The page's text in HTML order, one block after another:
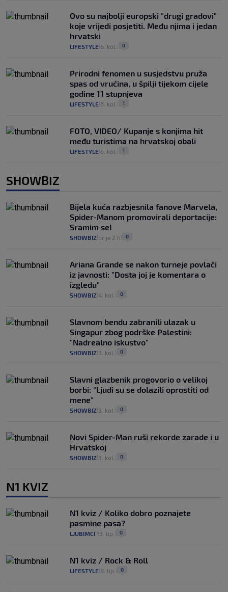
Ovo su najbolji europski "drugi gradovi"
koje vrijedi posjetiti. Među njima i jedan
hrvatski
LIFESTYLE 6. kol. 0
Prirodni fenomen u susjedstvu pruža
spas od vrućina, u špilji tijekom cijele
godine 11 stupnjeva
LIFESTYLE 6. kol. 1
FOTO, VIDEO/ Kupanje s konjima hit
među turistima na hrvatskoj obali
LIFESTYLE 6. kol. 1
SHOWBIZ
Bijela kuća razbjesnila fanove Marvela,
Spider-Manom promovirali deportacije:
Sramim se!
SHOWBIZ prije 2 h 0
Ariana Grande se nakon turneje povlači
iz javnosti: "Dosta joj je komentara o
izgledu"
SHOWBIZ 4. kol. 0
Slavnom bendu zabranili ulazak u
Singapur zbog podrške Palestini:
"Nadrealno iskustvo"
SHOWBIZ 3. kol. 0
Slavni glazbenik progovorio o velikoj
borbi: "Ljudi su se dolazili oprostiti od
mene"
SHOWBIZ 3. kol. 0
Novi Spider-Man ruši rekorde zarade i u
Hrvatskoj
SHOWBIZ 3. kol. 0
N1 KVIZ
N1 kviz / Koliko dobro poznajete
pasmine pasa?
LJUBIMCI 13. lip. 0
N1 kviz / Rock & Roll
LIFESTYLE 8. lip. 0